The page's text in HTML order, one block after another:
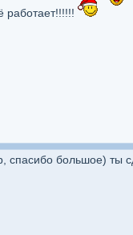
работает!!!!!!
спасибо большое) ты